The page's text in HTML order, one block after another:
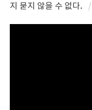
지 묻지 않을 수 없다.